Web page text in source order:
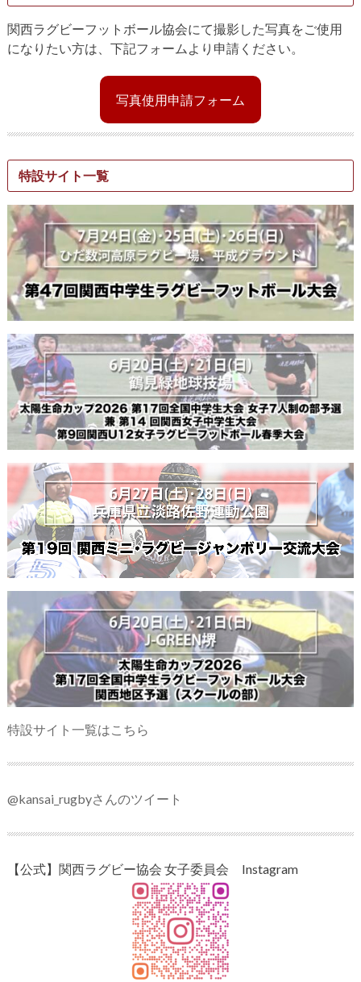
関西ラグビーフットボール協会にて撮影した写真をご使用
になりたい方は、下記フォームより申請ください。
写真使用申請フォーム
特設サイト一覧
特設サイト一覧はこちら
@kansai_rugbyさんのツイート
【公式】関西ラグビー協会 女子委員会 Instagram